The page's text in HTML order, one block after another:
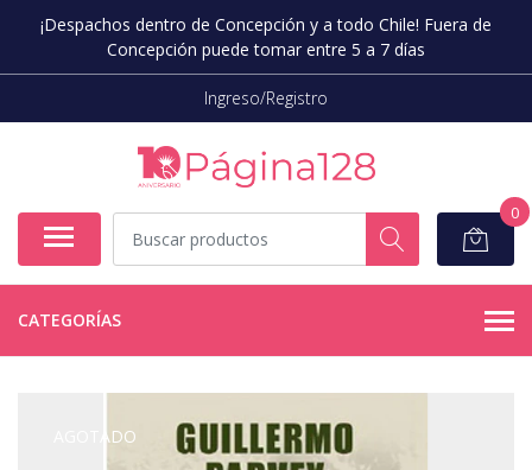
¡Despachos dentro de Concepción y a todo Chile! Fuera de
Concepción puede tomar entre 5 a 7 días
Ingreso/Registro
0
CATEGORÍAS
AGOTADO